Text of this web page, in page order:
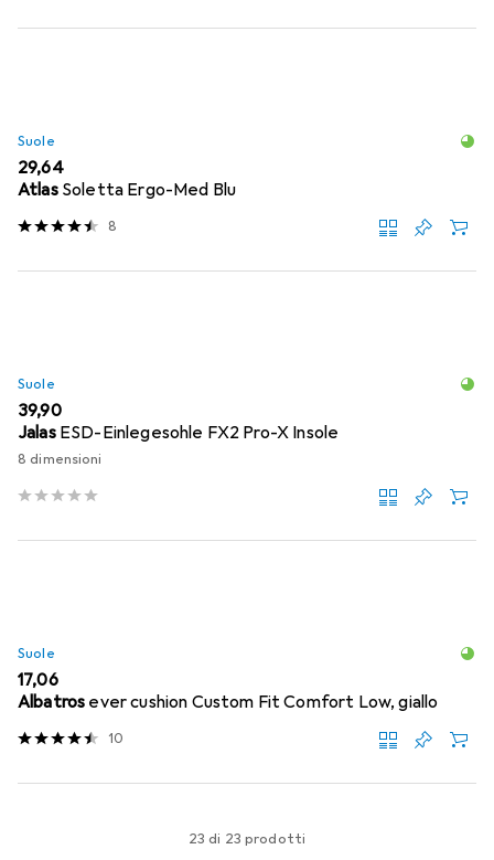
Suole
EUR
29,64
Atlas Soletta Ergo-Med Blu
8
Suole
EUR
39,90
Jalas ESD-Einlegesohle FX2 Pro-X Insole
8 dimensioni
Suole
EUR
17,06
Albatros ever cushion Custom Fit Comfort Low, giallo
10
23 di 23 prodotti